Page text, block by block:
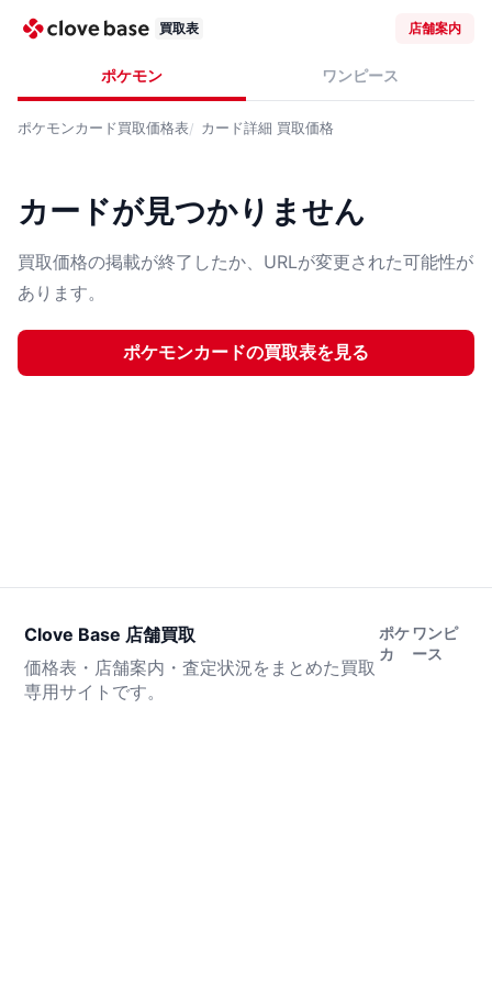
買取表 店舗案内
ポケモン ワンピース
ポケモンカード買取価格表 カード詳細 買取価格
カードが見つかりません
買取価格の掲載が終了したか、URLが変更された可能性が
あります。
ポケモンカードの買取表を見る
Clove Base 店舗買取
価格表・店舗案内・査定状況をまとめた買取
専用サイトです。
ポケ
カ
ワンピ
ース